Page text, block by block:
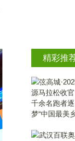
荣膺2025食
精彩推